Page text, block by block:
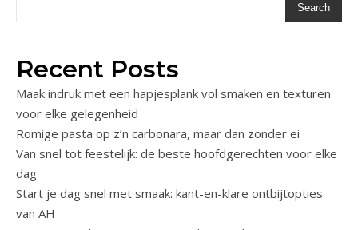
Search
Recent Posts
Maak indruk met een hapjesplank vol smaken en texturen
voor elke gelegenheid
Romige pasta op z’n carbonara, maar dan zonder ei
Van snel tot feestelijk: de beste hoofdgerechten voor elke
dag
Start je dag snel met smaak: kant-en-klare ontbijtopties
van AH